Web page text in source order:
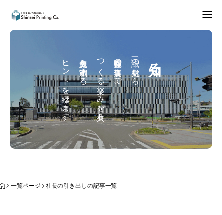
データご入稿
事業内容
お問合せ
知る
「紙」の魅力から、
製作過程の裏側まで。
つくる楽しみを共有し、
想像力を刺激する、
ヒントを綴ります。
一覧ページ 社長の引き出しの記事一覧